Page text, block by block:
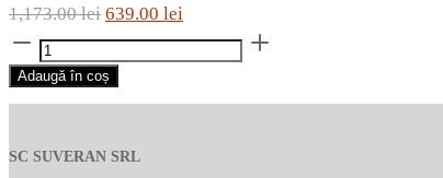
1,173.00lei Prețul
inițial
a
fost:
639.00 lei
curent
639.00 lei.
Cantitate
Suport
pentru
iPad
Adaugă în coș
SC SUVERAN SRL